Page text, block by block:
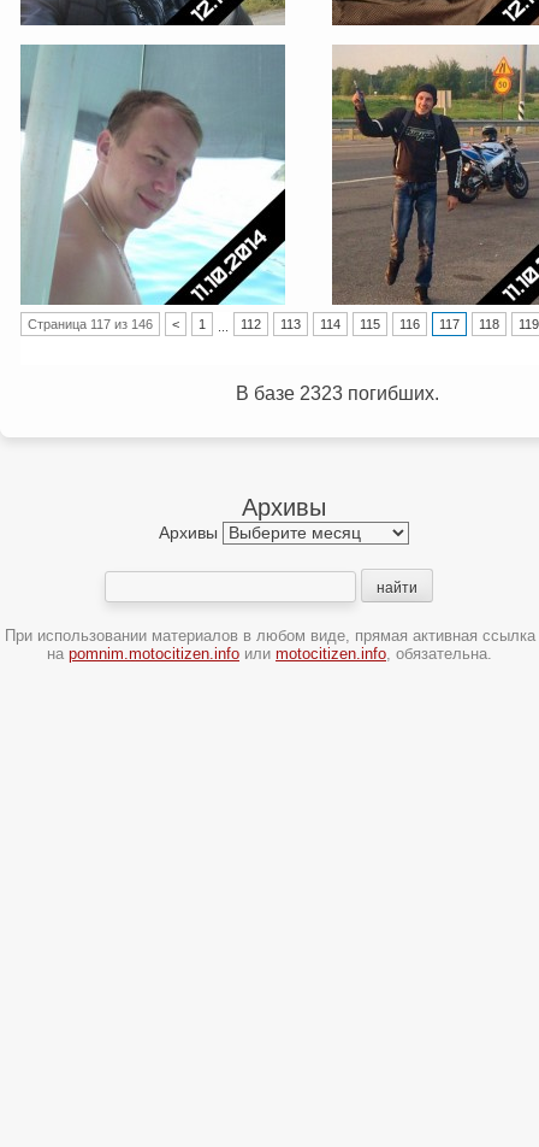
Post navigation
Страница 117 из 146 < 1 112 113 114 115 116 117 118 119
В базе 2323 погибших.
Архивы
Архивы
При использовании материалов в любом виде, прямая активная ссылка
на pomnim.motocitizen.info или motocitizen.info , обязательна.